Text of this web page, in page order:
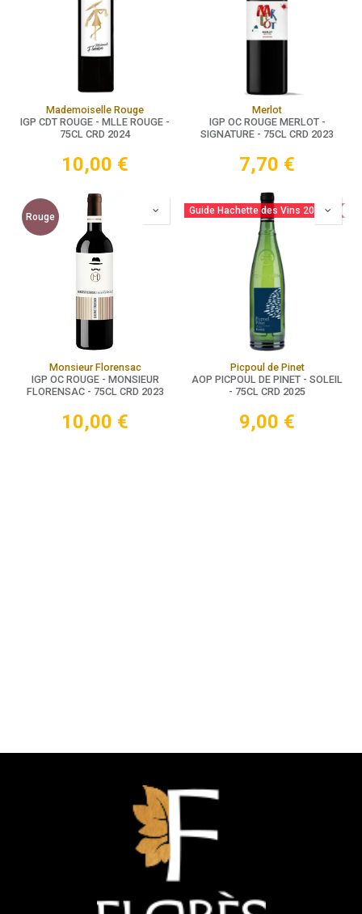
Mademoiselle Rouge
IGP CDT ROUGE - MLLE ROUGE -
75CL CRD 2024
10,00 €
Merlot
IGP OC ROUGE MERLOT -
SIGNATURE - 75CL CRD 2023
7,70 €
Rouge
Monsieur Florensac
IGP OC ROUGE - MONSIEUR
FLORENSAC - 75CL CRD 2023
10,00 €
Guide Hachette des Vins 2025
Picpoul de Pinet
AOP PICPOUL DE PINET - SOLEIL
- 75CL CRD 2025
9,00 €